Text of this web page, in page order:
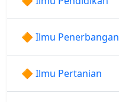
🔶 Ilmu Penerbangan
🔶 Ilmu Pertanian